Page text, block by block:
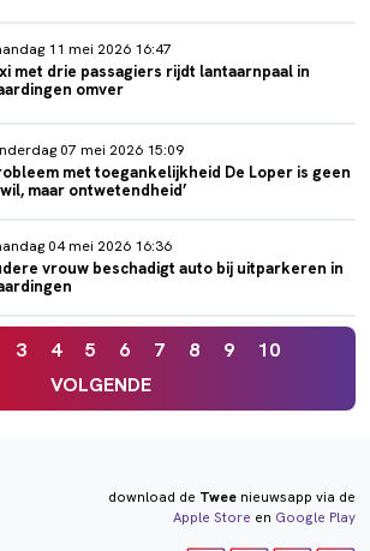
11 mei 2026 16:47
met drie passagiers rijdt lantaarnpaal in
omver
07 mei 2026 15:09
met toegankelijkheid De Loper is geen
maar ontwetendheid’
04 mei 2026 16:36
vrouw beschadigt auto bij uitparkeren in
3 4 5 6 7 8 9
10
VOLGENDE
download de Tweenieuwsapp via de
Apple Store en Google Play